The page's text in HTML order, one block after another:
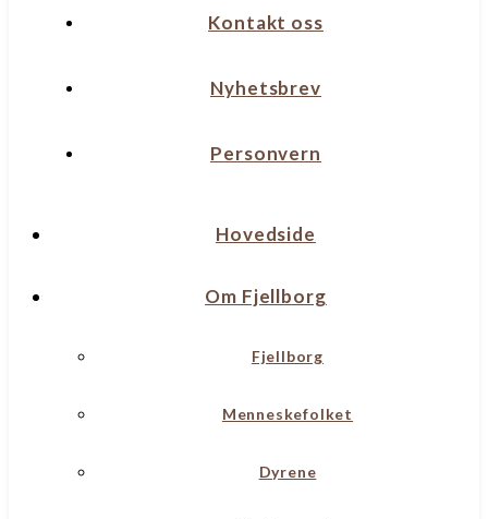
Kontakt oss
Nyhetsbrev
Personvern
Hovedside
Om Fjellborg
Fjellborg
Menneskefolket
Dyrene